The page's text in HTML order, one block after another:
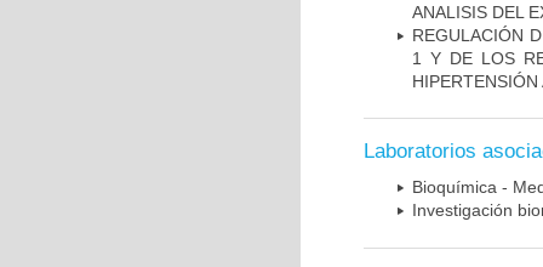
ANALISIS DEL
REGULACIÓN
1 Y DE LOS
Laboratorios
Bioquímica -
Investigación